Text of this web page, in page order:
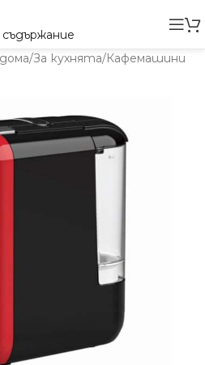
/За кухнята/Кафемашини